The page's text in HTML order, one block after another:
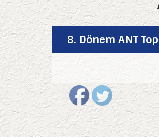
8. Dönem ANT